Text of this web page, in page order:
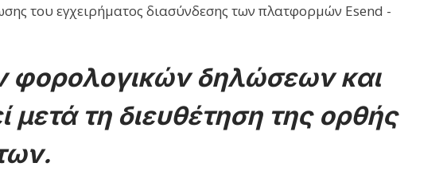
του εγχειρήματος διασύνδεσης των πλατφορμών Esend -
φορολογικών δηλώσεων και
τη διευθέτηση της ορθής